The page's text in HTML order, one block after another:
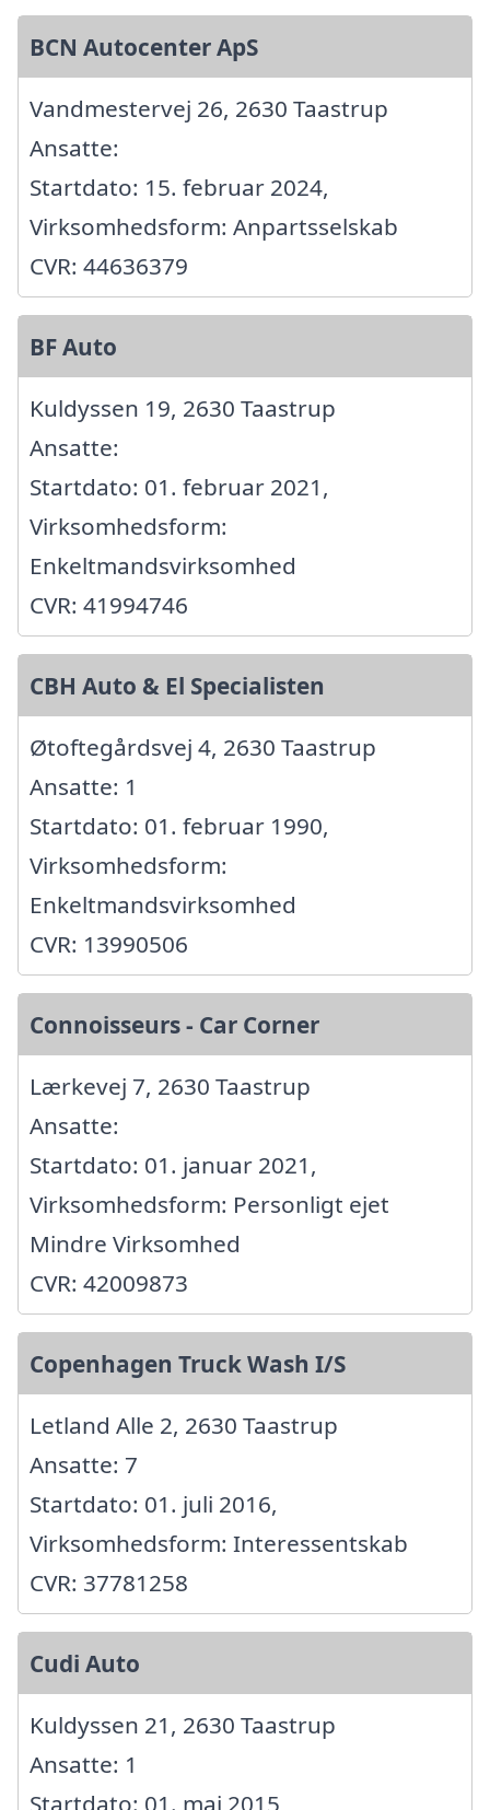
BCN Autocenter ApS
Vandmestervej 26, 2630 Taastrup
Ansatte:
Startdato: 15. februar 2024,
Virksomhedsform: Anpartsselskab
CVR: 44636379
BF Auto
Kuldyssen 19, 2630 Taastrup
Ansatte:
Startdato: 01. februar 2021,
Virksomhedsform:
Enkeltmandsvirksomhed
CVR: 41994746
CBH Auto & El Specialisten
Øtoftegårdsvej 4, 2630 Taastrup
Ansatte: 1
Startdato: 01. februar 1990,
Virksomhedsform:
Enkeltmandsvirksomhed
CVR: 13990506
Connoisseurs - Car Corner
Lærkevej 7, 2630 Taastrup
Ansatte:
Startdato: 01. januar 2021,
Virksomhedsform: Personligt ejet
Mindre Virksomhed
CVR: 42009873
Copenhagen Truck Wash I/S
Letland Alle 2, 2630 Taastrup
Ansatte: 7
Startdato: 01. juli 2016,
Virksomhedsform: Interessentskab
CVR: 37781258
Cudi Auto
Kuldyssen 21, 2630 Taastrup
Ansatte: 1
Startdato: 01. maj 2015,